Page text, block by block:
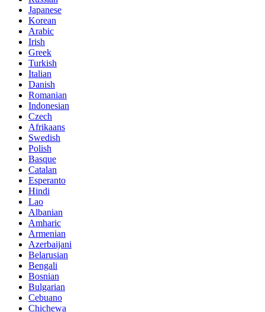
Japanese
Korean
Arabic
Irish
Greek
Turkish
Italian
Danish
Romanian
Indonesian
Czech
Afrikaans
Swedish
Polish
Basque
Catalan
Esperanto
Hindi
Lao
Albanian
Amharic
Armenian
Azerbaijani
Belarusian
Bengali
Bosnian
Bulgarian
Cebuano
Chichewa